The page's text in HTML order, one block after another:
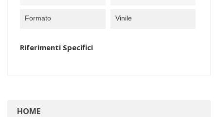
Formato Vinile
Riferimenti Specifici
HOME